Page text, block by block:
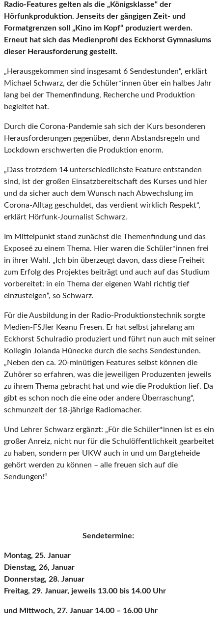
Radio-Features gelten als die „Königsklasse“ der
Hörfunkproduktion. Jenseits der gängigen Zeit- und
Formatgrenzen soll „Kino im Kopf“ produziert werden.
Erneut hat sich das Medienprofil des Eckhorst Gymnasiums
dieser Herausforderung gestellt.
„Herausgekommen sind insgesamt 6 Sendestunden“, erklärt
Michael Schwarz, der die Schüler*innen über ein halbes Jahr
lang bei der Themenfindung, Recherche und Produktion
begleitet hat.
Durch die Corona-Pandemie sah sich der Kurs besonderen
Herausforderungen gegenüber, denn Abstandsregeln und
Lockdown erschwerten die Produktion enorm.
„Dass trotzdem 14 unterschiedlichste Feature entstanden
sind, ist der großen Einsatzbereitschaft des Kurses und hier
und da sicher auch dem Wunsch nach Abwechslung im
Corona-Alltag geschuldet, das verdient wirklich Respekt“,
erklärt Hörfunk-Journalist Schwarz.
Im Mittelpunkt stand zunächst die Themenfindung und das
Exposeé zu einem Thema. Hier waren die Schüler*innen frei
in ihrer Wahl. „Ich bin überzeugt davon, dass diese Freiheit
zum Erfolg des Projektes beiträgt und auch auf das Studium
vorbereitet: in ein Thema der eigenen Wahl richtig tief
einzusteigen“, so Schwarz.
Für die Ausbildung in der Radio-Produktionstechnik sorgte
Medien-FSJler Keanu Fresen. Er hat selbst jahrelang am
Eckhorst Schulradio produziert und führt nun auch mit seiner
Kollegin Jolanda Hünecke durch die sechs Sendestunden.
„Neben den ca. 20-minütigen Features selbst können die
Zuhörer so erfahren, was die jeweiligen Produzenten jeweils
zu ihrem Thema gebracht hat und wie die Produktion lief. Da
gibt es schon noch die eine oder andere Überraschung“,
schmunzelt der 18-jährige Radiomacher.
Und Lehrer Schwarz ergänzt: „Für die Schüler*innen ist es ein
großer Anreiz, nicht nur für die Schulöffentlichkeit gearbeitet
zu haben, sondern per UKW auch in und um Bargteheide
gehört werden zu können – alle freuen sich auf die
Sendungen!“
Sendetermine:
Montag, 25. Januar
Dienstag, 26, Januar
Donnerstag, 28. Januar
Freitag, 29. Januar, jeweils 13.00 bis 14.00 Uhr
und Mittwoch, 27. Januar 14.00 – 16.00 Uhr